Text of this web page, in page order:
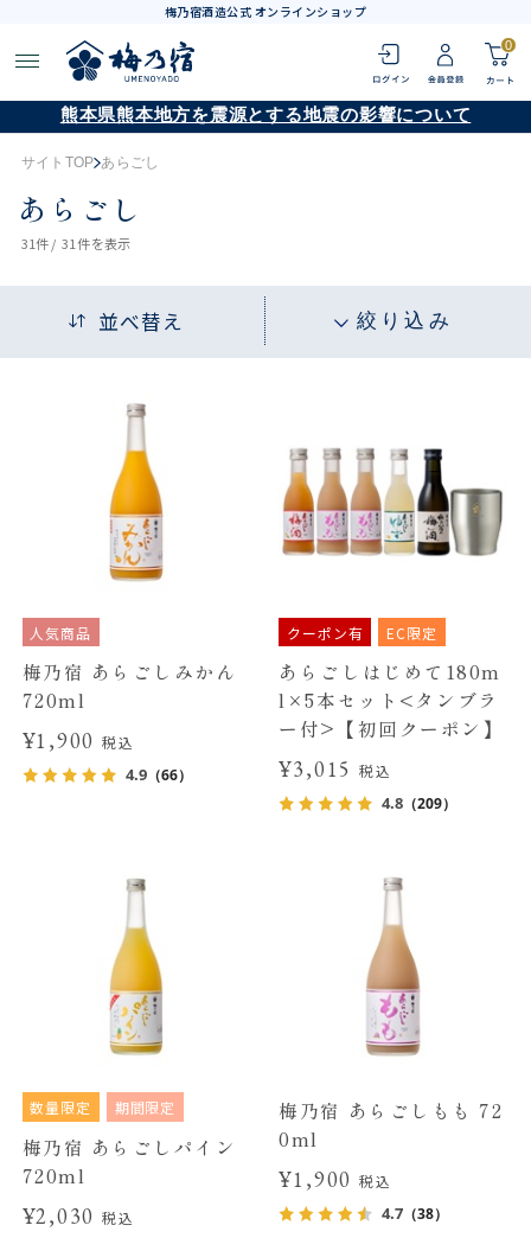
梅乃宿酒造公式 オンラインショップ
0
熊本県熊本地方を震源とする地震の影響について
サイトTOP あらごし
あらごし
31件 / 31件を表示
並べ替え 絞り込み
人気商品
梅乃宿 あらごしみかん
720ml
¥1,900税込
4.9（66）
クーポン有 EC限定
あらごしはじめて180m
l×5本セット<タンブラ
ー付>【初回クーポン】
¥3,015 税込
4.8 （209）
数量限定 期間限定
梅乃宿 あらごしパイン
720ml
¥2,030税込
梅乃宿 あらごしもも 72
0ml
¥1,900 税込
4.7 （38）